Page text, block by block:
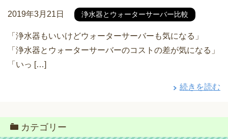
2019年3月21日 浄水器とウォーターサーバー比較
「浄水器もいいけどウォーターサーバーも気になる」
「浄水器とウォーターサーバーのコストの差が気になる」
「いっ […]
続きを読む
カテゴリー